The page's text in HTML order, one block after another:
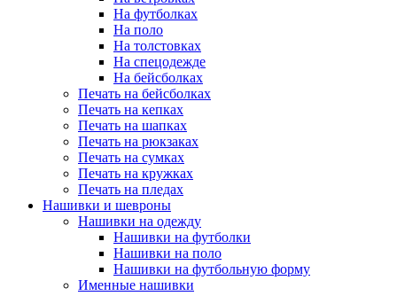
На футболках
На поло
На толстовках
На спецодежде
На бейсболках
Печать на бейсболках
Печать на кепках
Печать на шапках
Печать на рюкзаках
Печать на сумках
Печать на кружках
Печать на пледах
Нашивки и шевроны
Нашивки на одежду
Нашивки на футболки
Нашивки на поло
Нашивки на футбольную форму
Именные нашивки